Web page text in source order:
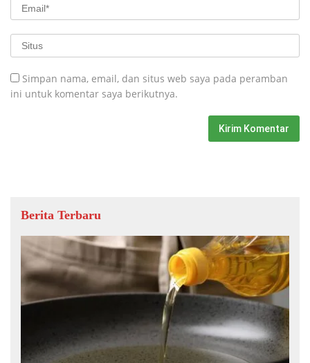
Simpan nama, email, dan situs web saya pada peramban
ini untuk komentar saya berikutnya.
Berita Terbaru